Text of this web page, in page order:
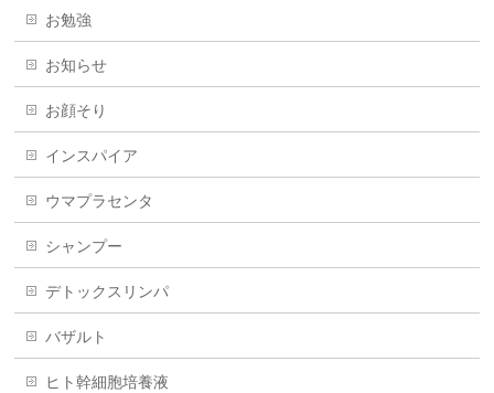
お勉強
お知らせ
お顔そり
インスパイア
ウマプラセンタ
シャンプー
デトックスリンパ
バザルト
ヒト幹細胞培養液